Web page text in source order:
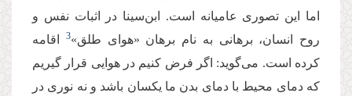
اما این تصوری عامیانه است. ابن‌سینا در اثبات نفس و
روح انسان، برهانی به نام برهان «هوای طلق»3
اقامه
کرده است. می‌گوید: اگر فرض کنیم در هوایی قرار گیریم
که دمای محیط با دمای بدن ما یکسان باشد و نه نوری در